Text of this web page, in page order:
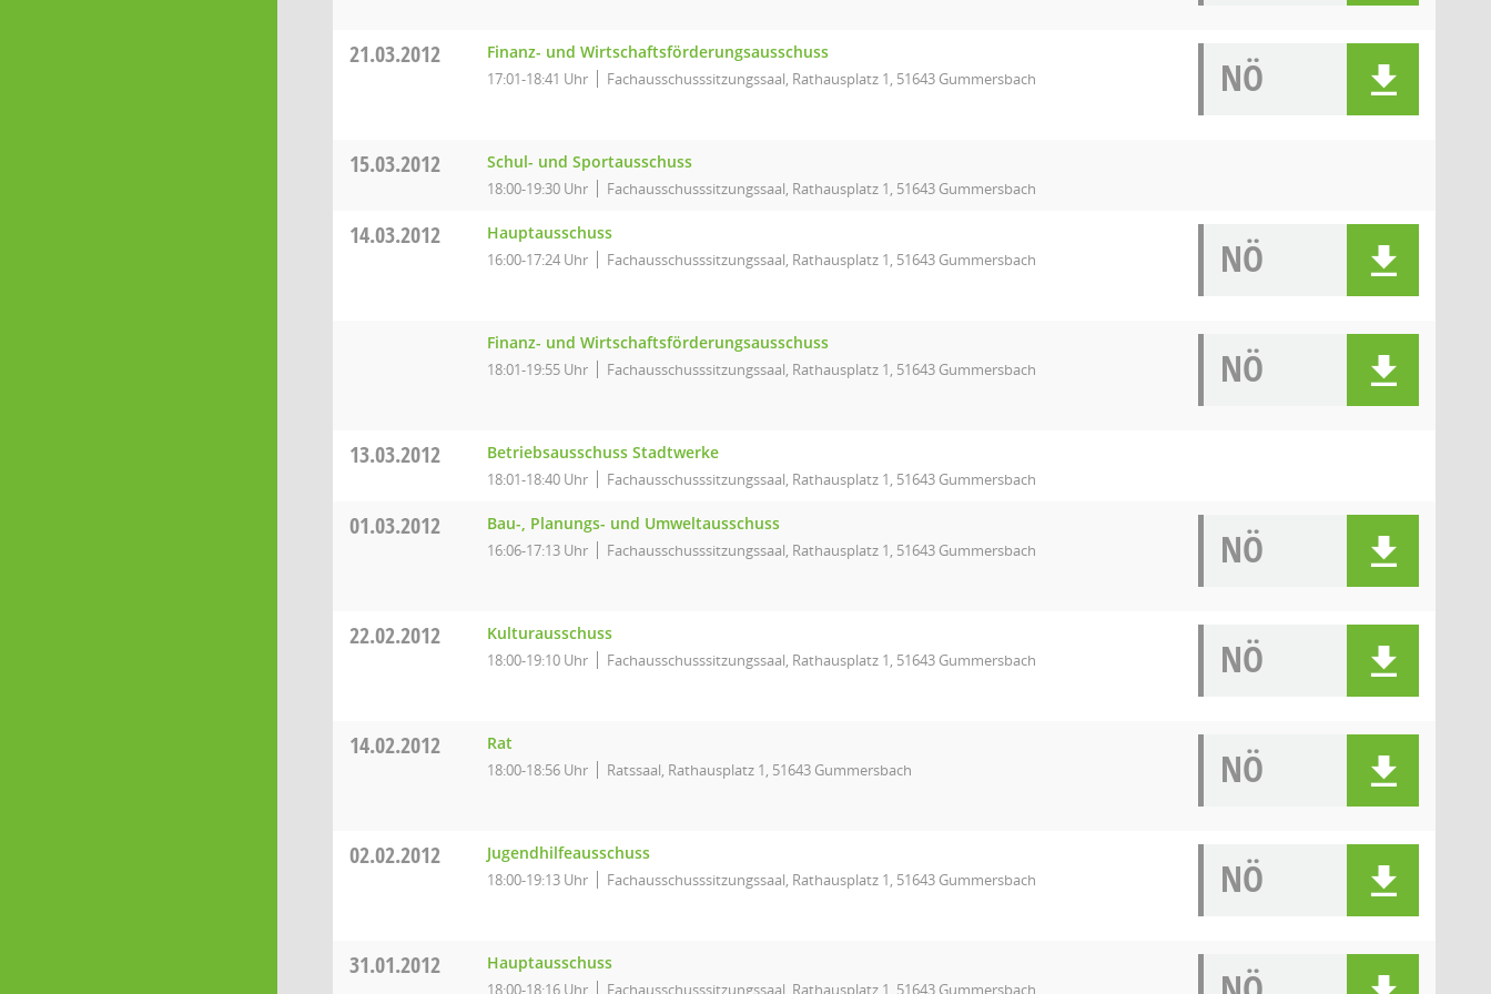
21.03.2012 Finanz- und Wirtschaftsförderungsausschuss
17:01-18:41 Uhr Fachausschusssitzungssaal, Rathausplatz 1, 51643 Gummersbach NÖ
15.03.2012 Schul- und Sportausschuss
18:00-19:30 Uhr Fachausschusssitzungssaal, Rathausplatz 1, 51643 Gummersbach
14.03.2012 Hauptausschuss
16:00-17:24 Uhr Fachausschusssitzungssaal, Rathausplatz 1, 51643 Gummersbach NÖ
Finanz- und Wirtschaftsförderungsausschuss
18:01-19:55 Uhr Fachausschusssitzungssaal, Rathausplatz 1, 51643 Gummersbach NÖ
13.03.2012 Betriebsausschuss Stadtwerke
18:01-18:40 Uhr Fachausschusssitzungssaal, Rathausplatz 1, 51643 Gummersbach
01.03.2012 Bau-, Planungs- und Umweltausschuss
16:06-17:13 Uhr Fachausschusssitzungssaal, Rathausplatz 1, 51643 Gummersbach NÖ
22.02.2012 Kulturausschuss
18:00-19:10 Uhr Fachausschusssitzungssaal, Rathausplatz 1, 51643 Gummersbach NÖ
14.02.2012 Rat
18:00-18:56 Uhr Ratssaal, Rathausplatz 1, 51643 Gummersbach NÖ
02.02.2012 Jugendhilfeausschuss
18:00-19:13 Uhr Fachausschusssitzungssaal, Rathausplatz 1, 51643 Gummersbach NÖ
31.01.2012 Hauptausschuss
18:00-18:16 Uhr Fachausschusssitzungssaal, Rathausplatz 1, 51643 Gummersbach